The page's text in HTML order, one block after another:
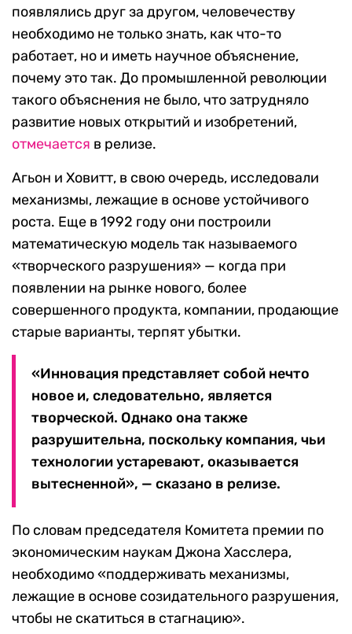
появлялись друг за другом, человечеству
необходимо не только знать, как что-то
работает, но и иметь научное объяснение,
почему это так. До промышленной революции
такого объяснения не было, что затрудняло
развитие новых открытий и изобретений,
отмечается в релизе.
Агьон и Ховитт, в свою очередь, исследовали
механизмы, лежащие в основе устойчивого
роста. Еще в 1992 году они построили
математическую модель так называемого
«творческого разрушения» — когда при
появлении на рынке нового, более
совершенного продукта, компании, продающие
старые варианты, терпят убытки.
«Инновация представляет собой нечто
новое и, следовательно, является
творческой. Однако она также
разрушительна, поскольку компания, чьи
технологии устаревают, оказывается
вытесненной», — сказано в релизе.
По словам председателя Комитета премии по
экономическим наукам Джона Хасслера,
необходимо «поддерживать механизмы,
лежащие в основе созидательного разрушения,
чтобы не скатиться в стагнацию».